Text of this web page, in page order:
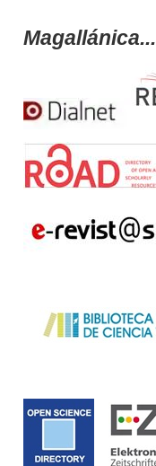
Magallánica...